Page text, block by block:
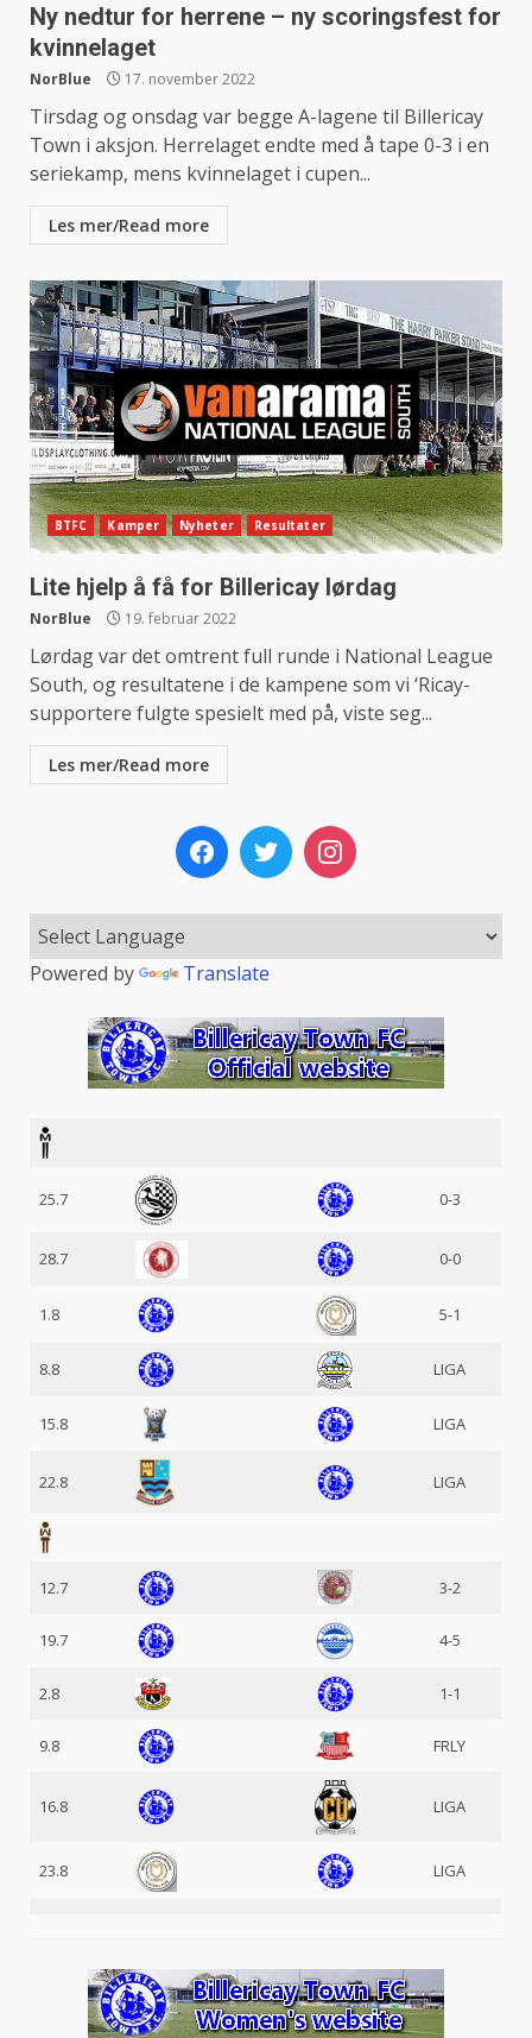
Ny nedtur for herrene – ny scoringsfest for
kvinnelaget
NorBlue 17. november 2022
Tirsdag og onsdag var begge A-lagene til Billericay
Town i aksjon. Herrelaget endte med å tape 0-3 i en
seriekamp, mens kvinnelaget i cupen...
Les mer/Read more
BTFC Kamper Nyheter Resultater
Lite hjelp å få for Billericay lørdag
NorBlue 19. februar 2022
Lørdag var det omtrent full runde i National League
South, og resultatene i de kampene som vi ‘Ricay-
supportere fulgte spesielt med på, viste seg...
Les mer/Read more
Powered by Translate
25.7 0-3
28.7 0-0
1.8 5-1
8.8 LIGA
15.8 LIGA
22.8 LIGA
12.7 3-2
19.7 4-5
2.8 1-1
9.8 FRLY
16.8 LIGA
23.8 LIGA